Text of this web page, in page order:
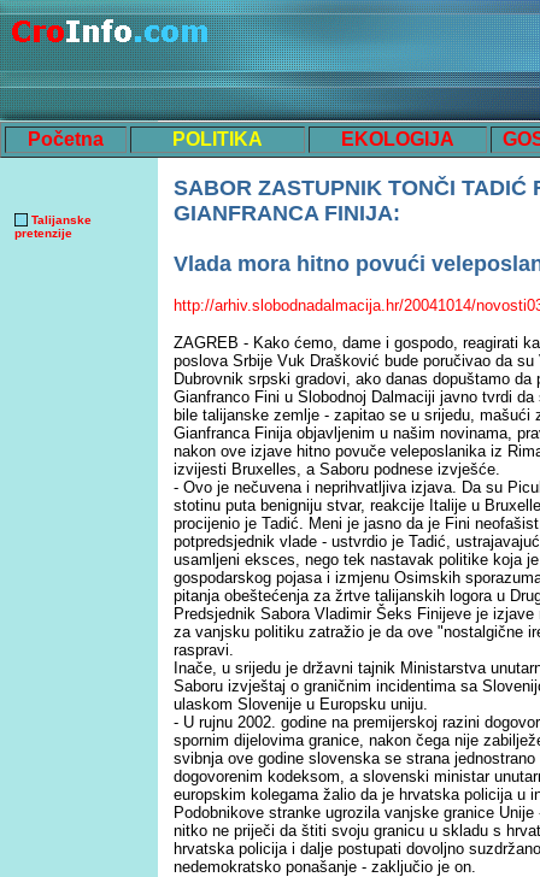
Početna POLITIKA EKOLOGIJA
Talijanske
pretenzije
SABOR ZASTUPNIK TONČI TADIĆ
GIANFRANCA FINIJA:
Vlada mora hitno povući
http://arhiv.slobodnadalmacija.hr/20041014/
ZAGREB - Kako ćemo, dame i gospodo, reagirati
poslova Srbije Vuk Drašković bude poručivao da
Dubrovnik srpski gradovi, ako danas dopuštamo
Gianfranco Fini u Slobodnoj Dalmaciji javno tvrdi
bile talijanske zemlje - zapitao se u srijedu, mašući
Gianfranca Finija objavljenim u našim novinama,
nakon ove izjave hitno povuče veleposlanika iz
izvijesti Bruxelles, a Saboru podnese izvješće.
- Ovo je nečuvena i neprihvatljiva izjava. Da su
stotinu puta benigniju stvar, reakcije Italije u
procijenio je Tadić. Meni je jasno da je Fini
potpredsjednik vlade - ustvrdio je Tadić,
usamljeni eksces, nego tek nastavak politike koja
gospodarskog pojasa i izmjenu Osimskih
pitanja obeštećenja za žrtve talijanskih logora u
Predsjednik Sabora Vladimir Šeks Finijeve je
za vanjsku politiku zatražio je da ove "nostalgične
raspravi.
Inače, u srijedu je državni tajnik Ministarstva
Saboru izvještaj o graničnim incidentima sa
ulaskom Slovenije u Europsku uniju.
- U rujnu 2002. godine na premijerskoj razini
spornim dijelovima granice, nakon čega nije
svibnja ove godine slovenska se strana
dogovorenim kodeksom, a slovenski ministar
europskim kolegama žalio da je hrvatska policija u
Podobnikove stranke ugrozila vanjske granice
nitko ne priječi da štiti svoju granicu u skladu s
hrvatska policija i dalje postupati dovoljno
nedemokratsko ponašanje - zaključio je on.